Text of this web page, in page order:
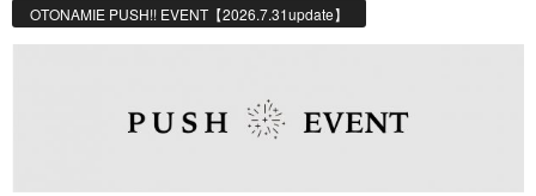
OTONAMIE PUSH!! EVENT【2026.7.31update】